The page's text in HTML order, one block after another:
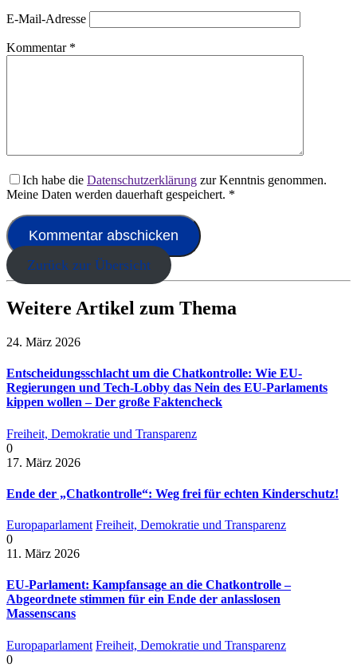
E-Mail-Adresse
Kommentar *
Ich habe die Datenschutzerklärung zur Kenntnis genommen.
Meine Daten werden dauerhaft gespeichert. *
Zurück zur Übersicht
Weitere Artikel zum Thema
24. März 2026
Entscheidungsschlacht um die Chatkontrolle: Wie EU-
Regierungen und Tech-Lobby das Nein des EU-Parlaments
kippen wollen – Der große Faktencheck
Freiheit, Demokratie und Transparenz
0
17. März 2026
Ende der „Chatkontrolle“: Weg frei für echten Kinderschutz!
Europaparlament Freiheit, Demokratie und Transparenz
0
11. März 2026
EU-Parlament: Kampfansage an die Chatkontrolle –
Abgeordnete stimmen für ein Ende der anlasslosen
Massenscans
Europaparlament Freiheit, Demokratie und Transparenz
0